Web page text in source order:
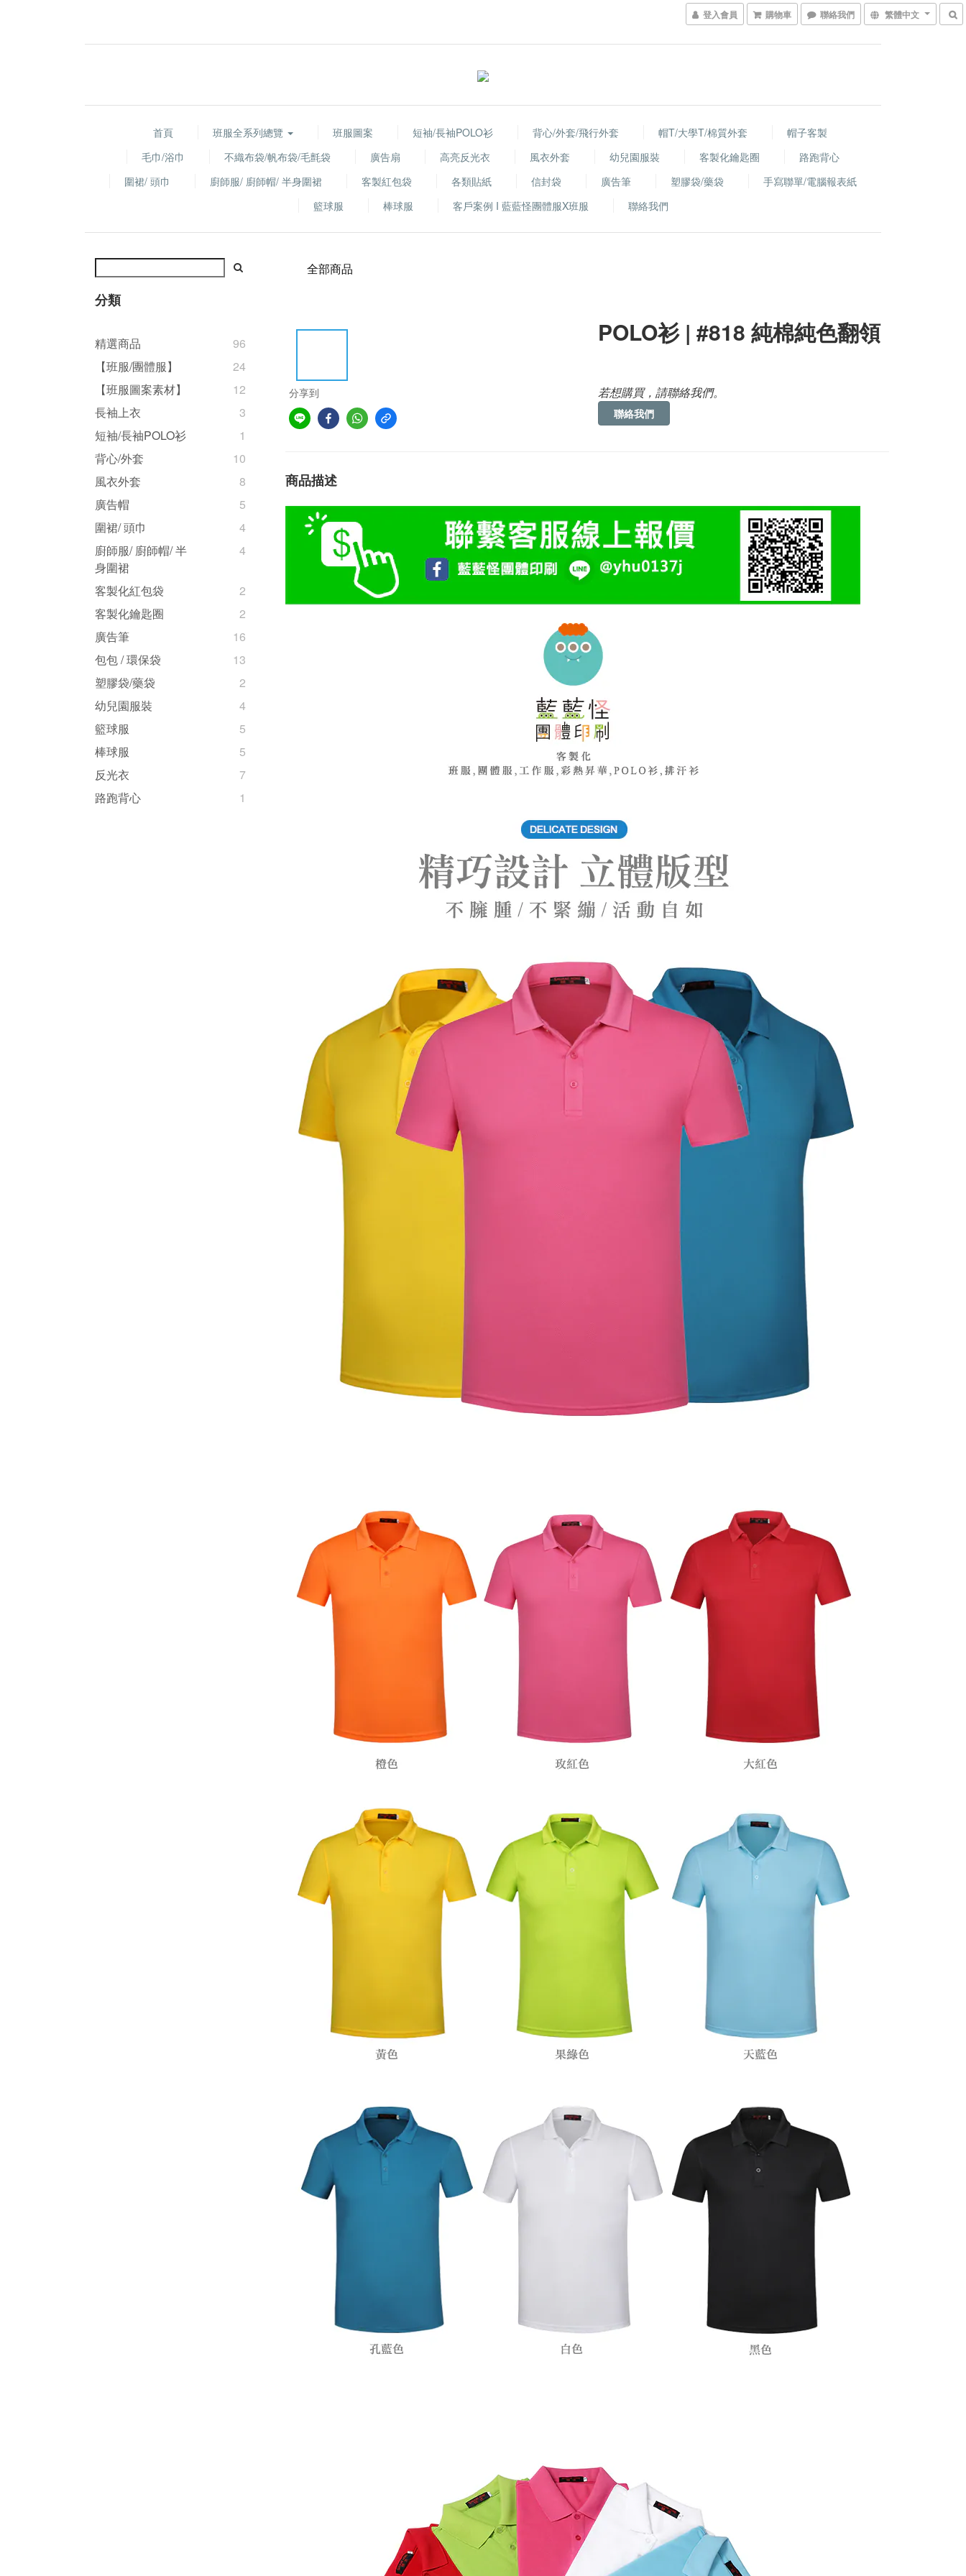
登入會員 購物車 聯絡我們 繁體中文
首頁 班服全系列總覽 班服圖案 短袖/長袖POLO衫 背心/外套/飛行外套 帽T/大學T/棉質外套
帽子客製
毛巾/浴巾
不織布袋/帆布袋/毛氈袋 廣告扇 高亮反光衣 風衣外套 幼兒園服裝 客製化鑰匙圈
路跑背心
圍裙/ 頭巾
廚師服/ 廚師帽/ 半身圍裙 客製紅包袋 各類貼紙 信封袋 廣告筆 塑膠袋/藥袋
手寫聯單/電腦報表紙
籃球服
棒球服 客戶案例 I 藍藍怪團體服X班服 聯絡我們
分類
精選商品
96
【班服/團體服】
24
【班服圖案素材】
12
長袖上衣
3
短袖/長袖POLO衫
1
背心/外套
10
風衣外套
8
廣告帽
5
圍裙/ 頭巾
4
廚師服/ 廚師帽/ 半
身圍裙
4
客製化紅包袋
2
客製化鑰匙圈
2
廣告筆
16
包包 / 環保袋
13
塑膠袋/藥袋
2
幼兒園服裝
4
籃球服
5
棒球服
5
反光衣
7
路跑背心
1
全部商品
分享到
POLO衫 | #818 純棉純色翻領
若想購買，請聯絡我們。
聯絡我們
商品描述